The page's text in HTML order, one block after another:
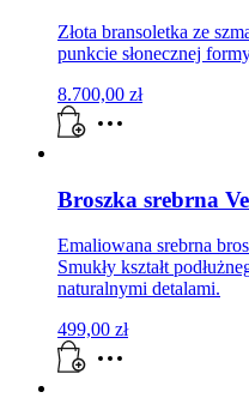
Złota bransoletka ze
punkcie słonecznej
8.700,00 zł
Broszka srebrna
Emaliowana srebrna
Smukły kształt
naturalnymi detalami.
499,00 zł